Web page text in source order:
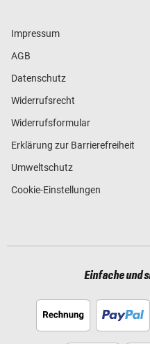
Impressum
AGB
Datenschutz
Widerrufsrecht
Widerrufsformular
Erklärung zur Barrierefreiheit
Umweltschutz
Cookie-Einstellungen
Einfache und